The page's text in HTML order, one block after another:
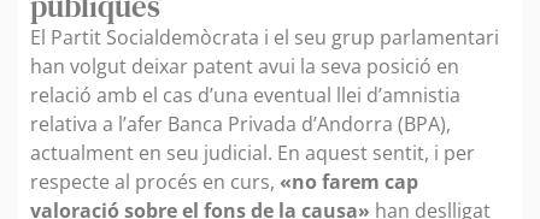
El Partit Socialdemòcrata i el seu grup parlamentari
han volgut deixar patent avui la seva posició en
relació amb el cas d’una eventual llei d’amnistia
relativa a l’afer Banca Privada d’Andorra (BPA),
actualment en seu judicial. En aquest sentit, i per
respecte al procés en curs, «no farem cap
valoració sobre el fons de la causa» han deslligat